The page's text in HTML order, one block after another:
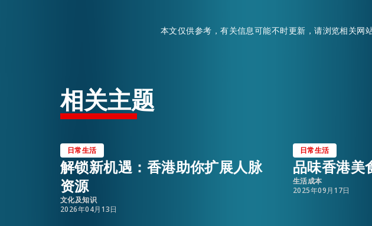
本文仅供参考，有关信息可能不时更新，请浏览相关网
相关主题
日常生活
解锁新机遇：香港助你扩展人脉
资源
文化及知识
2026年04月13日
日常生活
品味香港美
生活成本
2025年09月17日